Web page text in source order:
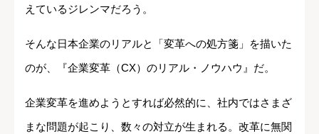
えているジレンマだろう。
そんな日本企業のリアルと「変革への処方箋」を描いた
のが、『企業変革（CX）のリアル・ノウハウ』だ。
企業変革を進めようとすれば必然的に、社内ではさまざ
まな問題が起こり、数々の対立が生まれる。改革に無関